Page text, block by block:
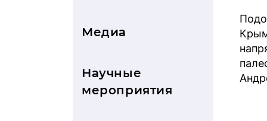
Медиа
Научные
мероприятия